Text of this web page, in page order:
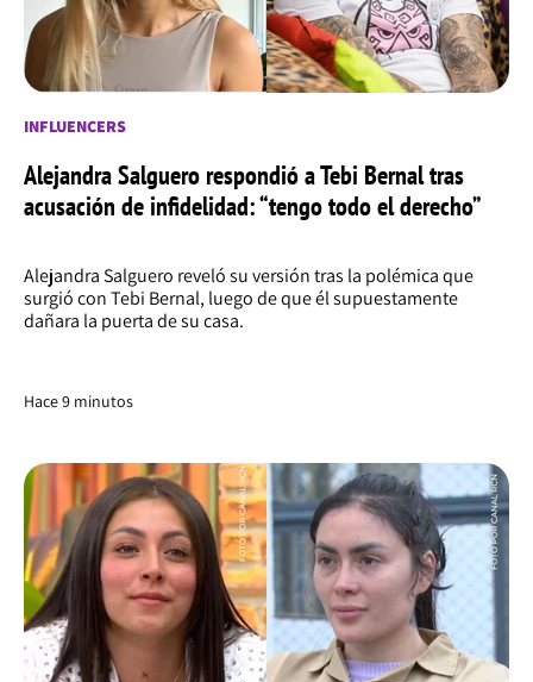
INFLUENCERS
Alejandra Salguero respondió a Tebi Bernal tras
acusación de infidelidad: “tengo todo el derecho”
Alejandra Salguero reveló su versión tras la polémica que
surgió con Tebi Bernal, luego de que él supuestamente
dañara la puerta de su casa.
Hace 9 minutos